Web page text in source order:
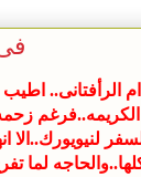
ام الرأفتانى..
الكريمه..فرغم
لنيويورك..الا
لما